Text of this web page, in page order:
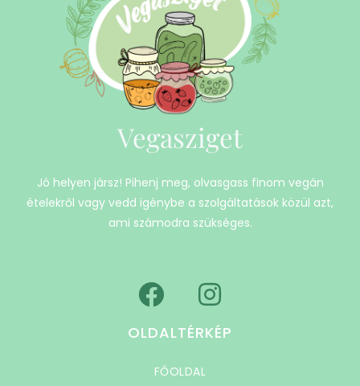
Vegasziget
Jó helyen jársz! Pihenj meg, olvasgass finom vegán
ételekről vagy vedd igénybe a szolgáltatások közül azt,
ami számodra szükséges.
OLDALTÉRKÉP
FŐOLDAL